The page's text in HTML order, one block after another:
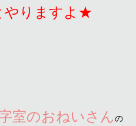
やりますよ★
室のおねいさんの